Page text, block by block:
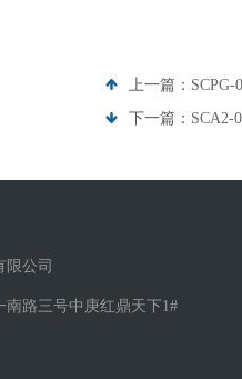
上一篇：
下一篇： SCA2-
公司
路三号中庚红鼎天下1#